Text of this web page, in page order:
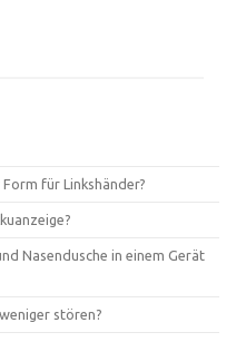
für Linkshänder?
Nasendusche in einem Gerät
stören?